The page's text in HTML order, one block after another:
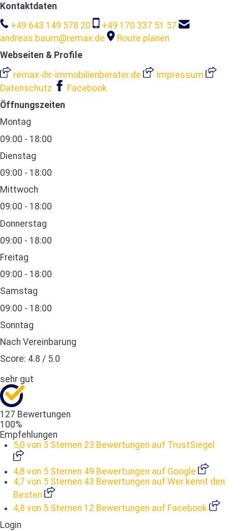
Kontaktdaten
+49 643 149 578 20
+49 170 337 51 57
andreas.baum@remax.de
Route planen
Webseiten & Profile
remax-ihr-immobilienberater.de
Impressum
Datenschutz
Facebook
Öffnungszeiten
Montag
09:00 - 18:00
Dienstag
09:00 - 18:00
Mittwoch
09:00 - 18:00
Donnerstag
09:00 - 18:00
Freitag
09:00 - 18:00
Samstag
09:00 - 18:00
Sonntag
Nach Vereinbarung
Score: 4.8 / 5.0
sehr gut
127 Bewertungen
100%
Empfehlungen
5,0 von 5 Sternen 23 Bewertungen auf TrustSiegel
4,8 von 5 Sternen 49 Bewertungen auf Google
4,7 von 5 Sternen 43 Bewertungen auf Wer kennt den
Besten
4,8 von 5 Sternen 12 Bewertungen auf Facebook
Login